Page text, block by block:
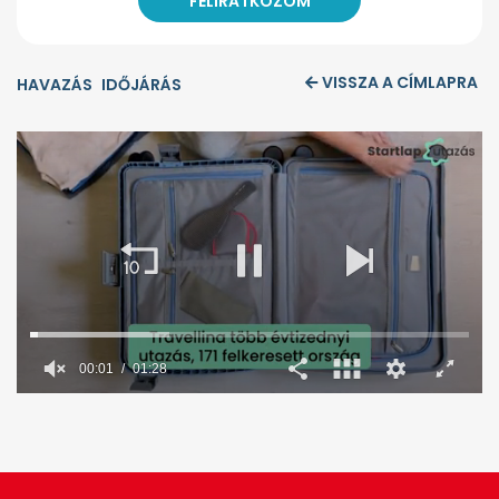
HAVAZÁS IDŐJÁRÁS VISSZA A CÍMLAPRA
minute,
00:02 01:28